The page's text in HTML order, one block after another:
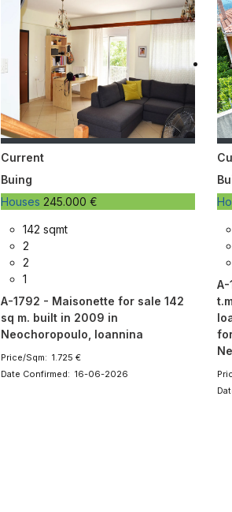
Current
Buing
Houses 245.000 €
142 sqmt
2
2
1
A-1792 - Maisonette for sale 142
sq m. built in 2009 in
Neochoropoulo, Ioannina
Price/Sqm: 1.725 €
Date Confirmed: 16-06-2026
A-